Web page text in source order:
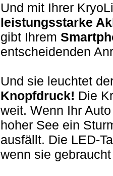
Und mit Ihrer
leistungsstarke
gibt Ihrem
entscheidenden
Und sie leuchtet
Knopfdruck! Die
weit. Wenn Ihr
hoher See ein
ausfällt. Die LED-
wenn sie